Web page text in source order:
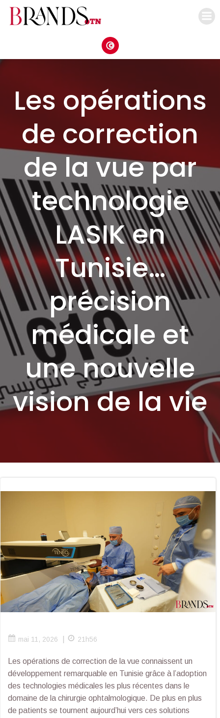
Les opérations
de correction
de la vue par
technologie
LASIK en
Tunisie…
précision
médicale et
une nouvelle
vision de la vie
mai 11, 2026 21h56
Les opérations de correction de la vue connaissent un
développement remarquable en Tunisie grâce à l’adoption
des technologies médicales les plus récentes dans le
domaine de la chirurgie ophtalmologique. De plus en plus
de patients se tournent aujourd’hui vers ces solutions